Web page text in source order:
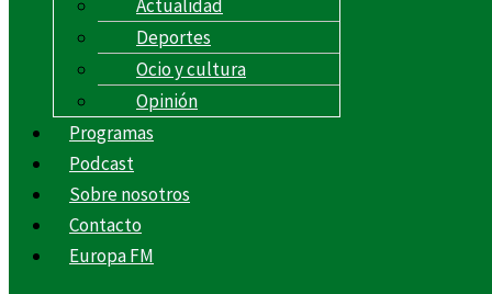
Actualidad
Deportes
Ocio y cultura
Opinión
Programas
Podcast
Sobre nosotros
Contacto
Europa FM